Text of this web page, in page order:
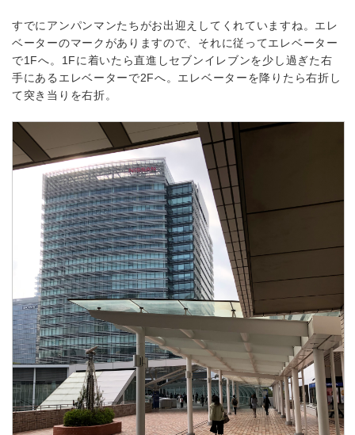
すでにアンパンマンたちがお出迎えしてくれていますね。エレ
ベーターのマークがありますので、それに従ってエレベーター
で1Fへ。1Fに着いたら直進しセブンイレブンを少し過ぎた右
手にあるエレベーターで2Fへ。エレベーターを降りたら右折し
て突き当りを右折。